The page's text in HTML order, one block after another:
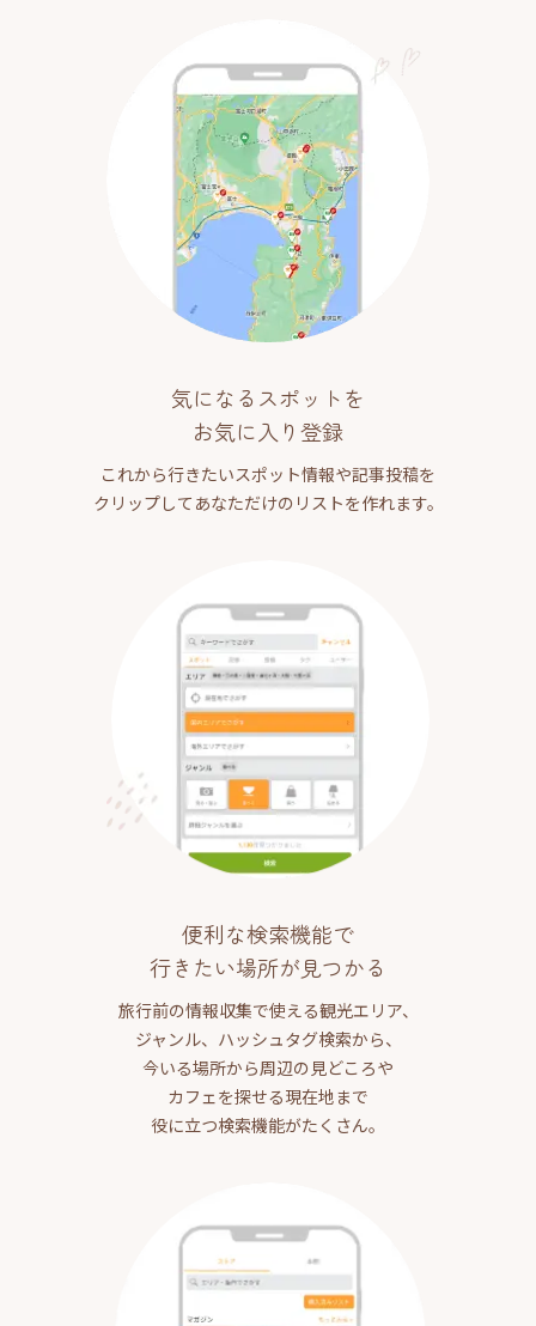
気になるスポットを
お気に入り登録
これから行きたいスポット情報や記事投稿を
クリップしてあなただけのリストを作れます。
便利な検索機能で
行きたい場所が見つかる
旅行前の情報収集で使える観光エリア、
ジャンル、ハッシュタグ検索から、
今いる場所から周辺の見どころや
カフェを探せる現在地まで
役に立つ検索機能がたくさん。